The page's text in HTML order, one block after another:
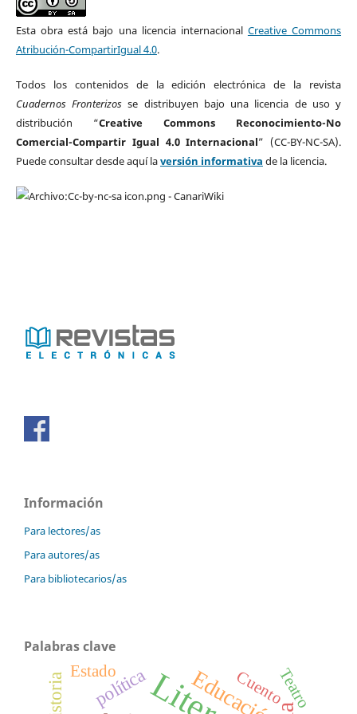
Esta obra está bajo una licencia internacional Creative Commons
Atribución-CompartirIgual 4.0.
Todos los contenidos de la edición electrónica de la revista
Cuadernos Fronterizos se distribuyen bajo una licencia de uso y
distribución “Creative Commons Reconocimiento-No
Comercial-Compartir Igual 4.0 Internacional” (CC-BY-NC-SA).
Puede consultar desde aquí laversión informativa de la licencia.
Información
Para lectores/as
Para autores/as
Para bibliotecarios/as
Palabras clave
Educación
política
historia Teatro
Cuento
Estado